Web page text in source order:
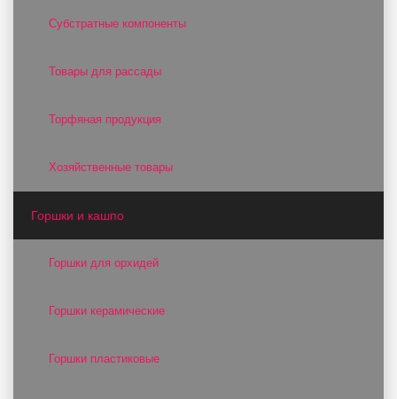
Субстратные компоненты
Товары для рассады
Торфяная продукция
Хозяйственные товары
Горшки и кашпо
Горшки для орхидей
Горшки керамические
Горшки пластиковые